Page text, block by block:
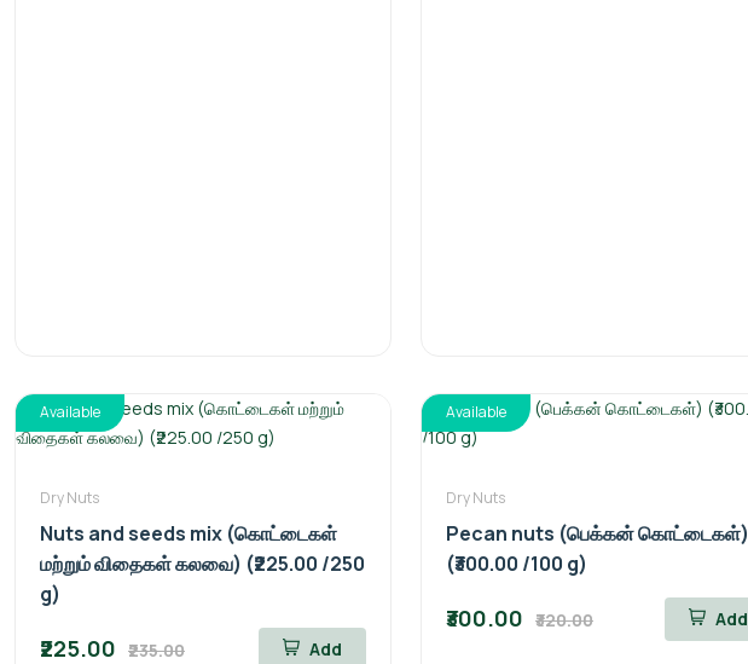
Available
Dry Nuts
Nuts and seeds mix (கொட்டைகள்
மற்றும் விதைகள் கலவை) (₹225.00 /250
g)
₹225.00 ₹235.00 Add
Available
Dry Nuts
Pecan nuts (பெக்கன் கொட்டைகள்)
(₹300.00 /100 g)
₹300.00 ₹320.00 Add